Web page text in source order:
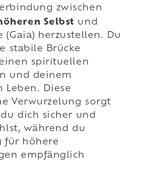
zwischen
Selbst und
(Gaia) herzustellen. Du
stabile Brücke
spirituellen
und deinem
Leben. Diese
Verwurzelung sorgt
dich sicher und
während du
für höhere
empfänglich